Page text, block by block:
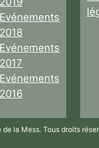
Evénements
2018
Evénements
2017
Evénements
2016
la Mess. Tous droits